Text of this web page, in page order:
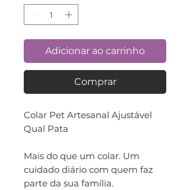
Adicionar ao carrinho
Comprar
Colar Pet Artesanal Ajustável
Qual Pata
Mais do que um colar. Um
cuidado diário com quem faz
parte da sua família.